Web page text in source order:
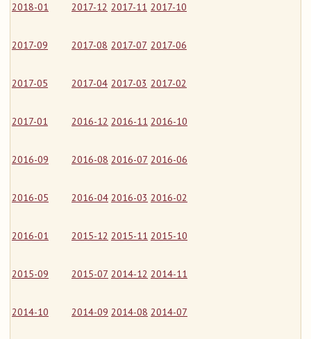
2018-01 2017-12 2017-11 2017-10
2017-09 2017-08 2017-07 2017-06
2017-05 2017-04 2017-03 2017-02
2017-01 2016-12 2016-11 2016-10
2016-09 2016-08 2016-07 2016-06
2016-05 2016-04 2016-03 2016-02
2016-01 2015-12 2015-11 2015-10
2015-09 2015-07 2014-12 2014-11
2014-10 2014-09 2014-08 2014-07